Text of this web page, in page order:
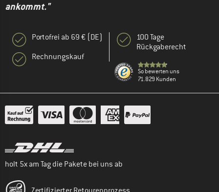
ankommt."
Portofrei ab 69 € (DE)
Rechnungskauf
100 Tage
Rückgaberecht
So bewerten uns
71.829 Kunden
holt 5x am Tag die Pakete bei uns ab